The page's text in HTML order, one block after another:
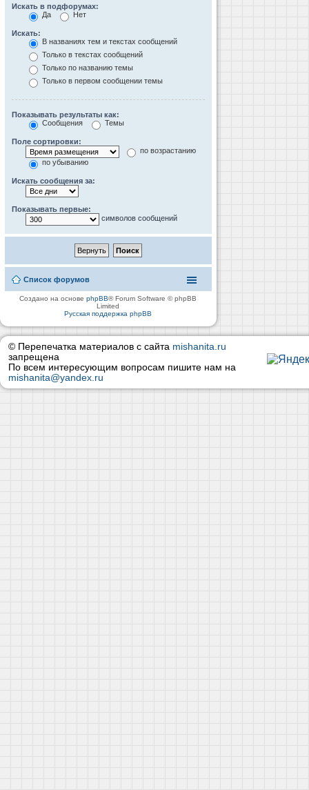
Искать в подфорумах:
Да
Нет
Искать:
В названиях тем и текстах сообщений
Только в текстах сообщений
Только по названию темы
Только в первом сообщении темы
Показывать результаты как:
Сообщения
Темы
Поле сортировки:
по возрастанию
по убыванию
Искать сообщения за:
Показывать первые:
символов сообщений
Список форумов
Создано на основеphpBB® Forum Software © phpBB
Limited
Русская поддержка phpBB
© Перепечатка материалов с сайта mishanita.ru
запрещена
По всем интересующим вопросам пишите нам на
mishanita@yandex.ru